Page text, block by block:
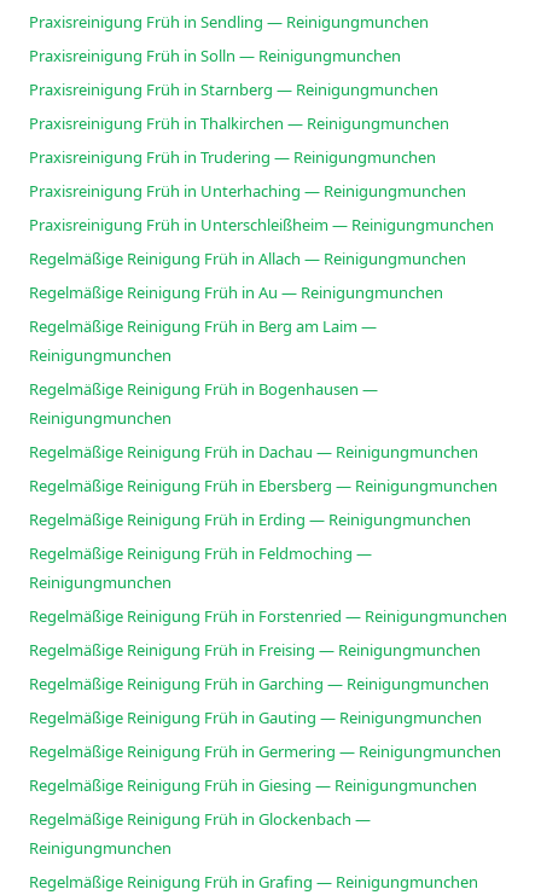
Praxisreinigung Früh in Sendling — Reinigungmunchen
Praxisreinigung Früh in Solln — Reinigungmunchen
Praxisreinigung Früh in Starnberg — Reinigungmunchen
Praxisreinigung Früh in Thalkirchen — Reinigungmunchen
Praxisreinigung Früh in Trudering — Reinigungmunchen
Praxisreinigung Früh in Unterhaching — Reinigungmunchen
Praxisreinigung Früh in Unterschleißheim — Reinigungmunchen
Regelmäßige Reinigung Früh in Allach — Reinigungmunchen
Regelmäßige Reinigung Früh in Au — Reinigungmunchen
Regelmäßige Reinigung Früh in Berg am Laim —
Reinigungmunchen
Regelmäßige Reinigung Früh in Bogenhausen —
Reinigungmunchen
Regelmäßige Reinigung Früh in Dachau — Reinigungmunchen
Regelmäßige Reinigung Früh in Ebersberg — Reinigungmunchen
Regelmäßige Reinigung Früh in Erding — Reinigungmunchen
Regelmäßige Reinigung Früh in Feldmoching —
Reinigungmunchen
Regelmäßige Reinigung Früh in Forstenried — Reinigungmunchen
Regelmäßige Reinigung Früh in Freising — Reinigungmunchen
Regelmäßige Reinigung Früh in Garching — Reinigungmunchen
Regelmäßige Reinigung Früh in Gauting — Reinigungmunchen
Regelmäßige Reinigung Früh in Germering — Reinigungmunchen
Regelmäßige Reinigung Früh in Giesing — Reinigungmunchen
Regelmäßige Reinigung Früh in Glockenbach —
Reinigungmunchen
Regelmäßige Reinigung Früh in Grafing — Reinigungmunchen